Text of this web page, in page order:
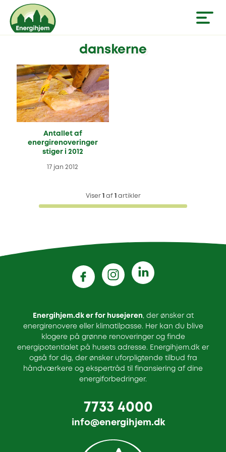
danskerne
Antallet af
energirenoveringer
stiger i 2012
17 jan 2012
Viser af artikler
Energihjem.dk er for husejeren, der ønsker at
energirenovere eller klimatilpasse. Her kan du blive
klogere på grønne renoveringer og finde
energipotentialet på husets adresse. Energihjem.dk er
også for dig, der ønsker uforpligtende tilbud fra
håndværkere og ekspertråd til finansiering af dine
energiforbedringer.
7733 4000
info@energihjem.dk